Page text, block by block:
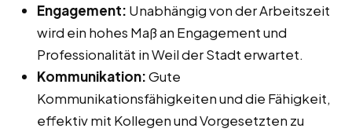
Engagement: Unabhängig von der Arbeitszeit
wird ein hohes Maß an Engagement und
Professionalität in Weil der Stadt erwartet.
Kommunikation:Gute
Kommunikationsfähigkeiten und die Fähigkeit,
effektiv mit Kollegen und Vorgesetzten zu